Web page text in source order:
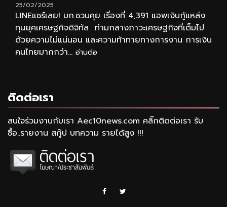
25/02/2025
LINEแชร์เลย! บก.ชวนคุย เรื่องที่ 4,391 แอพเงินกู้แหล่ง
ทุนยุคเศรษฐกิจดิจิทัล ท่ามกลางภาวะเศรษฐกิจที่เต็มไป
ด้วยความไม่แน่นอน และความท้าทายทางการงาน การเงิน
คนไทยมากกว่า... อ่านต่อ
ติดต่อเรา
สนใจร่วมงานกับเรา Aec10news.com คลิ๊กติดต่อเรา รับ
ซื้อ..รายงาน สกู๊ป บทความ รายได้สูง !!!
Facebook
Twitter